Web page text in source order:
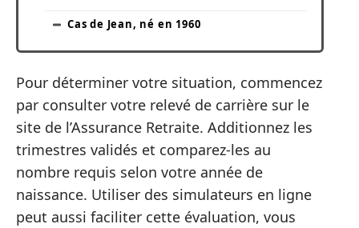
Cas de Jean, né en 1960
Pour déterminer votre situation, commencez
par consulter votre relevé de carrière sur le
site de l’Assurance Retraite. Additionnez les
trimestres validés et comparez-les au
nombre requis selon votre année de
naissance. Utiliser des simulateurs en ligne
peut aussi faciliter cette évaluation, vous